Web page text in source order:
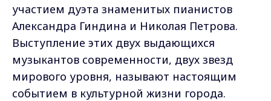
участием дуэта знаменитых пианистов
Александра Гиндина и Николая Петрова.
Выступление этих двух выдающихся
музыкантов современности, двух звезд
мирового уровня, называют настоящим
событием в культурной жизни города.